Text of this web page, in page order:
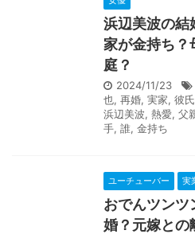
浜辺美波の結
家が金持ち？
庭？
2024/11/23
也, 再婚, 実家, 彼氏
浜辺美波, 熱愛, 父
手, 誰, 金持ち
ユーチューバー 実
おでんツンツ
婚？元嫁との